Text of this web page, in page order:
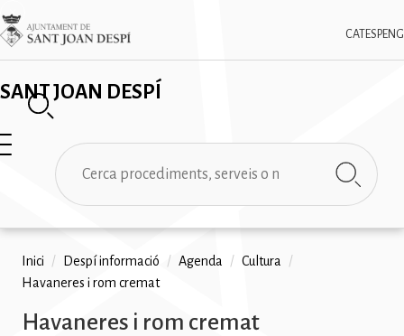
Vés
al
contingut
SANT JOAN DESPÍ
CAT ESPENG
Imatge
✕
Cerca
Fil
d'ariadna
Inici / Despí informació / Agenda / Cultura
/
Havaneres i rom cremat
Havaneres i rom cremat